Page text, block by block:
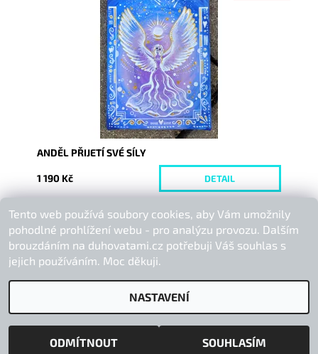
Vyprodáno
5975
ANDĚL PŘIJETÍ SVÉ SÍLY
1 190 Kč DETAIL
Buďte první, kdo napíše příspěvek k této položce.
Přidat komentář
2026 © Duhová Tami, všechna práva vyhrazena
Tento web používá soubory cookies, aby Vám umožnily
pohodlné prohlížení webu - pro analýzu provozu. Dalším
brouzdáním na duhovatami.cz potřebuji Váš souhlas s
jejich používáním. Moc děkuji.
NASTAVENÍ
ODMÍTNOUT SOUHLASÍM